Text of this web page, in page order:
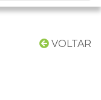
VOLTAR